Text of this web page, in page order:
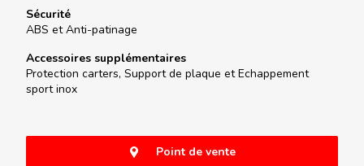
Sécurité
ABS et Anti-patinage
Accessoires supplémentaires
Protection carters, Support de plaque et Echappement
sport inox
Point de vente